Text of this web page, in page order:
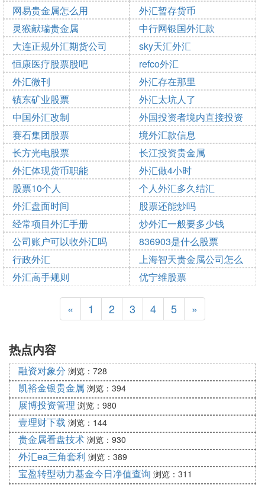
2025-10-15 05:52:32 2025-10-15 04:18:31
网易贵金属怎么用
2025-10-15 03:49:19
外汇暂存货币
2025-10-15 00:17:09
灵猴献瑞贵金属
2025-10-14 21:37:52
中行网银国外汇款
2025-10-14 21:37:12
大连正规外汇期货公司
2025-10-14 07:24:23
sky天汇外汇
2025-10-14 02:52:31
恒康医疗股票股吧
2025-10-13 23:43:14
refco外汇
2025-10-13 22:51:49
外汇微刊
2025-10-13 21:49:07
外汇存在那里
2025-10-13 16:21:13
镇东矿业股票
2025-10-13 16:04:26
外汇太坑人了
2025-10-13 14:35:33
中国外汇改制
2025-10-13 14:22:02
外国投资者境内直接投资
外汇管理规定
2025-10-13 11:22:18
赛石集团股票
2025-10-13 10:06:04
境外汇款信息
2025-10-13 03:18:55
长方光电股票
2025-10-13 01:35:40
长江投资贵金属
2025-10-12 17:04:44
外汇体现货币职能
2025-10-12 16:51:12
外汇做4小时
2025-10-12 11:55:21
股票10个人
2025-10-12 11:04:20
个人外汇多久结汇
2025-10-12 05:45:55
外汇盘面时间
2025-10-11 22:18:35
股票还能炒吗
2025-10-11 22:04:27
经常项目外汇手册
2025-10-11 16:54:51
炒外汇一般要多少钱
2025-10-11 14:06:00
公司账户可以收外汇吗
2025-10-11 05:06:48
836903是什么股票
2025-10-10 23:03:18
行政外汇
2025-10-10 09:37:32
上海智天贵金属公司怎么
样
2025-10-10 05:07:52
外汇高手规则
2025-10-10 05:03:33
优宁维股票
2025-10-10 00:26:55
« 1 2 3 4 5 »
热点内容
融资对象分 浏览：728
凯裕金银贵金属 浏览：394
展博投资管理 浏览：980
壹理财下载 浏览：144
贵金属看盘技术 浏览：930
外汇ea三角套利 浏览：389
宝盈转型动力基金今日净值查询 浏览：311